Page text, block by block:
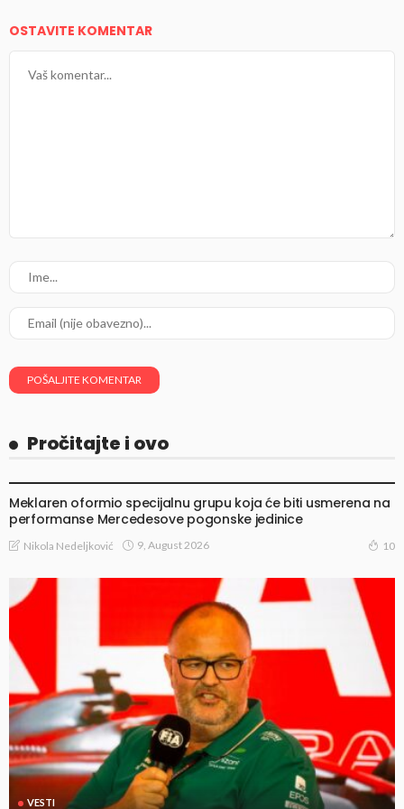
OSTAVITE KOMENTAR
Pročitajte i ovo
Meklaren oformio specijalnu grupu koja će biti usmerena na
performanse Mercedesove pogonske jedinice
Nikola Nedeljković 9, August 2026 10
VESTI